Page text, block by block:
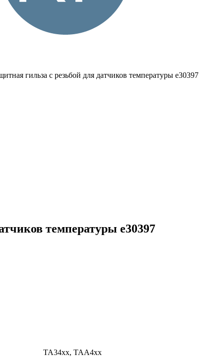
гильза с резьбой для датчиков температуры e30397
температуры e30397
TA34xx, TAA4xx